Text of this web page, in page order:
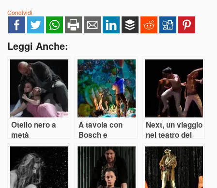
Condividi
Leggi Anche:
Otello nero a
metà
A tavola con
Bosch e
Greenaway
Next, un viaggio
nel teatro del
futuro